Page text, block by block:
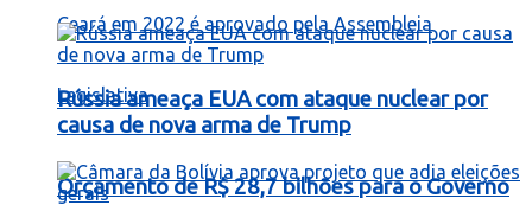
Orçamento de R$ 28,7 bilhões para o Governo
Rússia ameaça EUA com ataque nuclear por
causa de nova arma de Trump